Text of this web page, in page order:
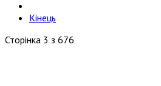
Кінець
Сторінка 3 з 676